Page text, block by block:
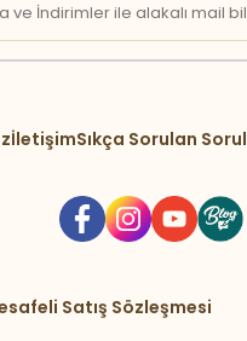
İndirimler ile alakalı mail
İletişimSıkça Sorulan
Satış Sözleşmesi